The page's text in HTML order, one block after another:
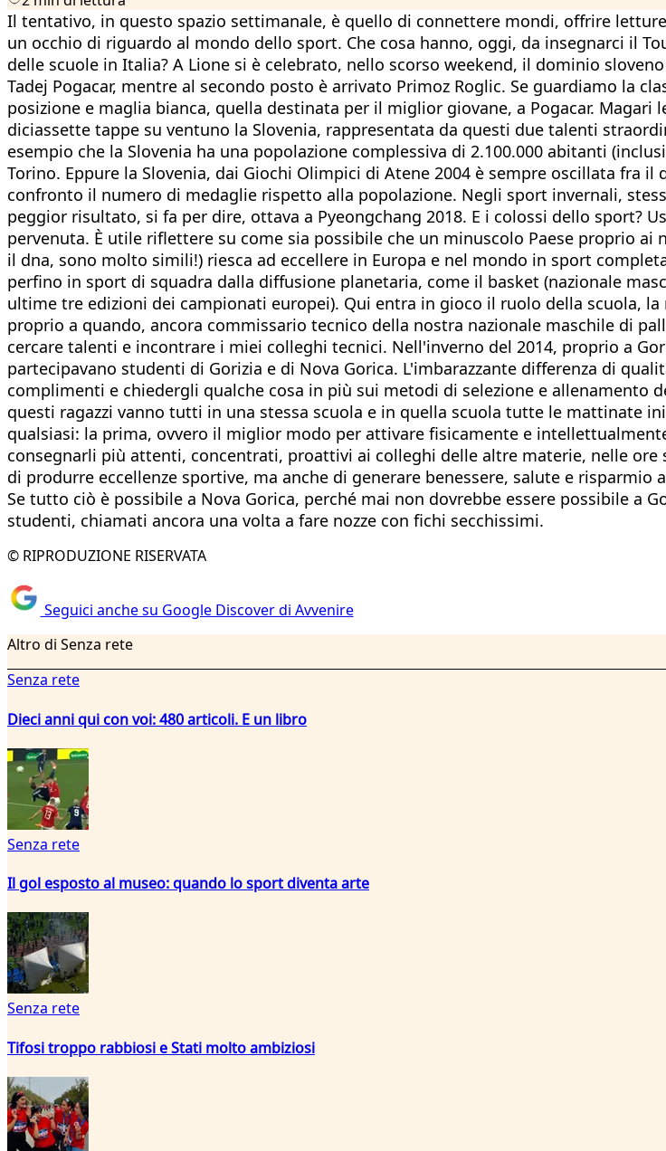
Il tentativo, in questo spazio settimanale, è quello di connettere mondi, offrire
un occhio di riguardo al mondo dello sport. Che cosa hanno, oggi, da insegnarci il
delle scuole in Italia? A Lione si è celebrato, nello scorso weekend, il dominio
Tadej Pogacar, mentre al secondo posto è arrivato Primoz Roglic. Se guardiamo la
posizione e maglia bianca, quella destinata per il miglior giovane, a Pogacar.
diciassette tappe su ventuno la Slovenia, rappresentata da questi due talenti
esempio che la Slovenia ha una popolazione complessiva di 2.100.000 abitanti
Torino. Eppure la Slovenia, dai Giochi Olimpici di Atene 2004 è sempre oscillata fra
confronto il numero di medaglie rispetto alla popolazione. Negli sport invernali,
peggior risultato, si fa per dire, ottava a Pyeongchang 2018. E i colossi dello sport?
pervenuta. È utile riflettere su come sia possibile che un minuscolo Paese proprio
il dna, sono molto simili!) riesca ad eccellere in Europa e nel mondo in sport
perfino in sport di squadra dalla diffusione planetaria, come il basket (nazionale
ultime tre edizioni dei campionati europei). Qui entra in gioco il ruolo della scuola,
proprio a quando, ancora commissario tecnico della nostra nazionale maschile di
cercare talenti e incontrare i miei colleghi tecnici. Nell'inverno del 2014, proprio a
partecipavano studenti di Gorizia e di Nova Gorica. L'imbarazzante differenza di
complimenti e chiedergli qualche cosa in più sui metodi di selezione e allenamento
questi ragazzi vanno tutti in una stessa scuola e in quella scuola tutte le mattinate
qualsiasi: la prima, ovvero il miglior modo per attivare fisicamente e
consegnarli più attenti, concentrati, proattivi ai colleghi delle altre materie, nelle ore
di produrre eccellenze sportive, ma anche di generare benessere, salute e risparmio
Se tutto ciò è possibile a Nova Gorica, perché mai non dovrebbe essere possibile
studenti, chiamati ancora una volta a fare nozze con fichi secchissimi.
© RIPRODUZIONE RISERVATA
Seguici anche su Google Discover di Avvenire
Altro di Senza rete
Senza rete
Dieci anni qui con voi: 480 articoli. E un libro
Senza rete
Il gol esposto al museo: quando lo sport diventa arte
Senza rete
Tifosi troppo rabbiosi e Stati molto ambiziosi